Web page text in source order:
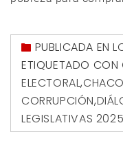
PUBLICADA EN
ETIQUETADO CON
ELECTORAL,
CORRUPCIÓN,
LEGISLATIVAS 2025